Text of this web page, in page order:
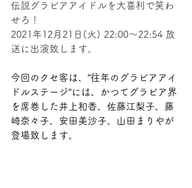
伝説グラビアアイドルを大喜利で笑わ
せろ！
2021年12月21日(火) 22:00～22:54 放
送に出演致します。
今回のクセ客は、“往年のグラビアアイ
ドルステージ“には、かつてグラビア界
を席巻した井上和香、佐藤江梨子、藤
崎奈々子、安田美沙子、山田まりやが
登場致します。